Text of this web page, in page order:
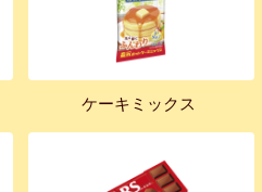
ケーキミックス